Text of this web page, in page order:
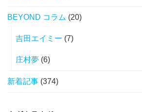
BEYOND コラム (20)
吉田エイミー (7)
庄村夢 (6)
新着記事 (374)